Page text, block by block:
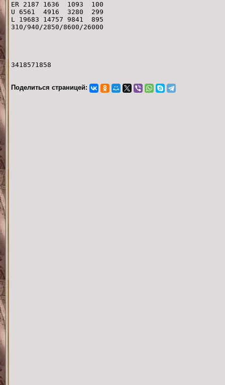
ER 2187 1636 1093 100
U 6561 4916 3280 299
L 19683 14757 9841 895
310/940/2850/8600/26000
3418571858
Поделиться страницей: